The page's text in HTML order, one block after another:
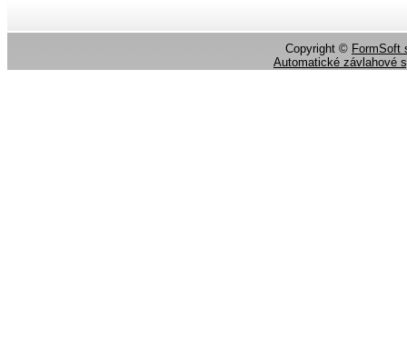
Copyright © FormSoft
Automatické závlahové